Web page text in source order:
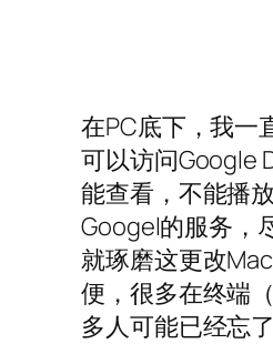
在PC底下，我一
可以访问Google
能查看，不能播
Googel的服务，
就琢磨这更改
便，很多在终端
多人可能已经忘